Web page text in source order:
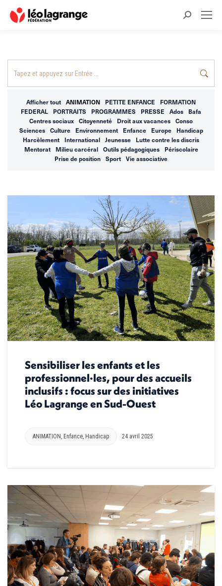
Recherche
Afficher tout ANIMATION PETITE ENFANCE
FORMATION
FEDERAL
PORTRAITS PROGRAMMES PRESSE Ados
Bafa
Centres sociaux
Citoyenneté Droit aux vacances
Conso
Sciences
Culture Environnement Enfance Europe
Handicap
Harcèlement
International Jeunesse
Lutte contre les discris
Mentorat
Milieu carcéral Outils pédagogiques
Périscolaire
Prise de position
Sport Vie associative
Sensibiliser les enfants et les
professionnel·les, pour des accueils
inclusifs : focus sur des initiatives
Léo Lagrange en Sud-Ouest
ANIMATION, Enfance, Handicap 24 avril 2025